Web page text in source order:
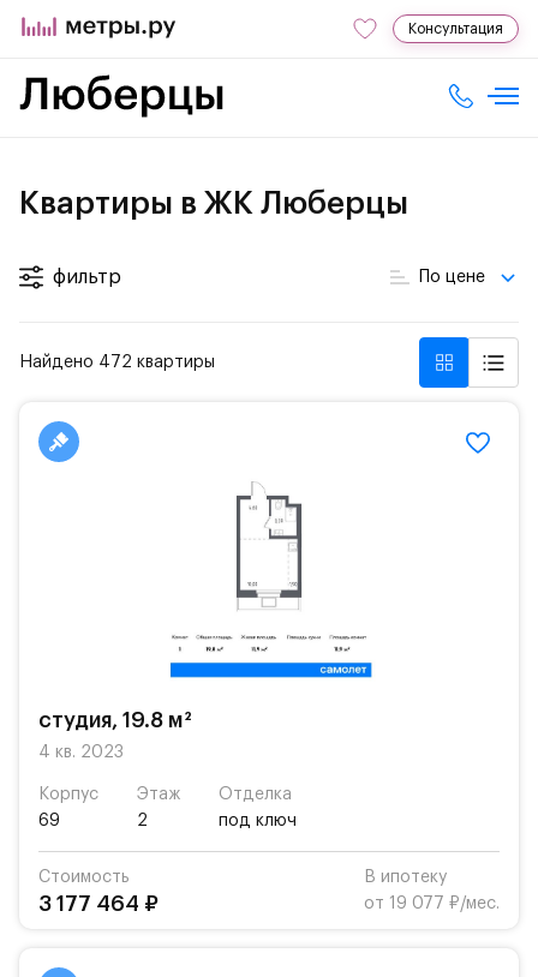
Консультация
Квартиры в ЖК Люберцы
фильтр По цене
Найдено 472 квартиры
студия, 19.8 м²
4 кв. 2023
Корпус
69
Этаж
2
Отделка
под ключ
Стоимость
3 177 464 ₽
В ипотеку
от 19 077 ₽/мес.